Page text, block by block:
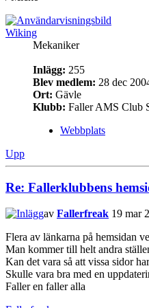
Wiking
Mekaniker
Inlägg: 255
Blev medlem: 28 dec
Ort: Gävle
Klubb: Faller AMS Club
Webbplats
Upp
Re: Fallerklubbens
av Fallerfreak 19 mar
Flera av länkarna på hemsidan
Man kommer till helt andra
Kan det vara så att vissa sidor
Skulle vara bra med en
Faller en faller alla